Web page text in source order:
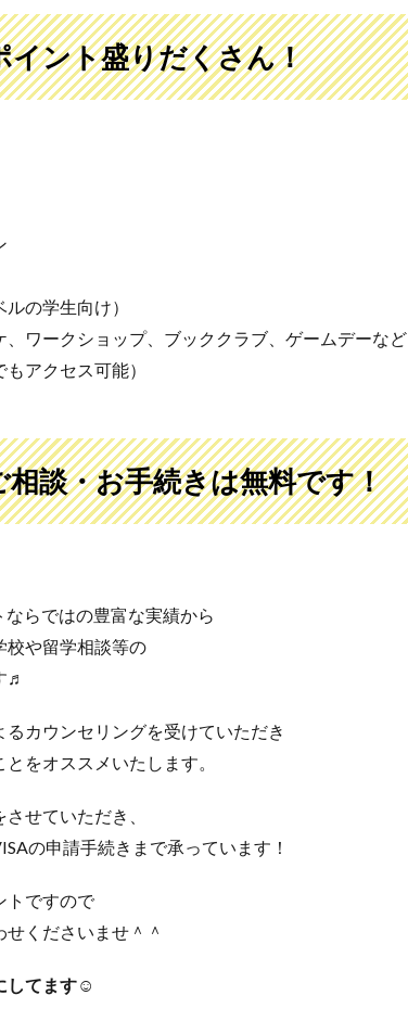
イント盛りだくさん！
の学生向け）
ワークショップ、ブッククラブ、ゲームデーなど
アクセス可能）
談・お手続きは無料です！
らではの豊富な実績から
校や留学相談等の
♬
カウンセリングを受けていただき
をオススメいたします。
せていただき、
の申請手続きまで承っています！
トですので
くださいませ＾＾
してます☺